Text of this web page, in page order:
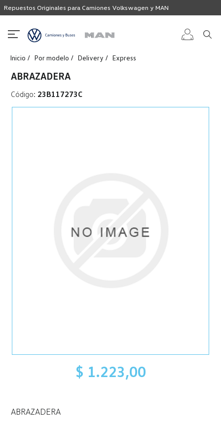
Repuestos Originales para Camiones Volkswagen y MAN
Inicio Por modelo Delivery Express
ABRAZADERA
Código: 23B117273C
$ 1.223,00
ABRAZADERA